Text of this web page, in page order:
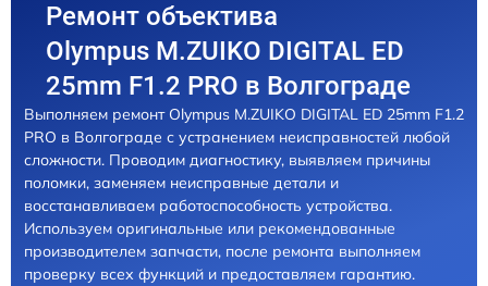
Ремонт объектива
Olympus M.ZUIKO DIGITAL ED
25mm F1.2 PRO в Волгограде
Выполняем ремонт Olympus M.ZUIKO DIGITAL ED 25mm F1.2
PRO в Волгограде с устранением неисправностей любой
сложности. Проводим диагностику, выявляем причины
поломки, заменяем неисправные детали и
восстанавливаем работоспособность устройства.
Используем оригинальные или рекомендованные
производителем запчасти, после ремонта выполняем
проверку всех функций и предоставляем гарантию.